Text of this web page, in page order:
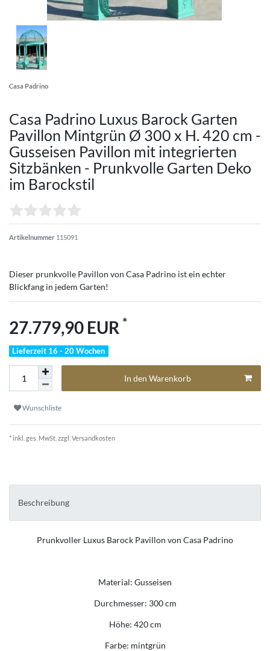
Casa Padrino
Casa Padrino Luxus Barock Garten
Pavillon Mintgrün Ø 300 x H. 420 cm -
Gusseisen Pavillon mit integrierten
Sitzbänken - Prunkvolle Garten Deko
im Barockstil
Artikelnummer 115091
Dieser prunkvolle Pavillon von Casa Padrino ist ein echter
Blickfang in jedem Garten!
27.779,90 EUR *
Lieferzeit 16 - 20 Wochen
In den Warenkorb
Wunschliste
* inkl. ges. MwSt. zzgl. Versandkosten
Beschreibung
Prunkvoller Luxus Barock Pavillon von Casa Padrino
Material: Gusseisen
Durchmesser: 300 cm
Höhe: 420 cm
Farbe: mintgrün